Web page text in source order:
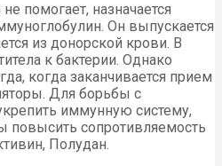
помогает, назначается
Он выпускается
из донорской крови. В
к бактерии. Однако
когда заканчивается прием
Для борьбы с
иммунную систему,
повысить сопротивляемость
Полудан.